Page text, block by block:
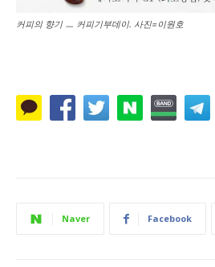
커피의 향기 ㅡ 커피기부데이. 사진=이원호
Naver Facebook